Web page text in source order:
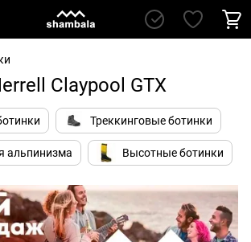
Claypool GTX
Треккинговые ботинки
альпинизма Высотные ботинки